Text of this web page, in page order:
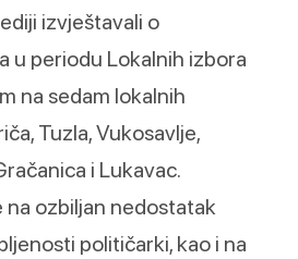
izvještavali o
u periodu Lokalnih izbora
na sedam lokalnih
Tuzla, Vukosavlje,
i Lukavac.
na ozbiljan nedostatak
političarki, kao i na